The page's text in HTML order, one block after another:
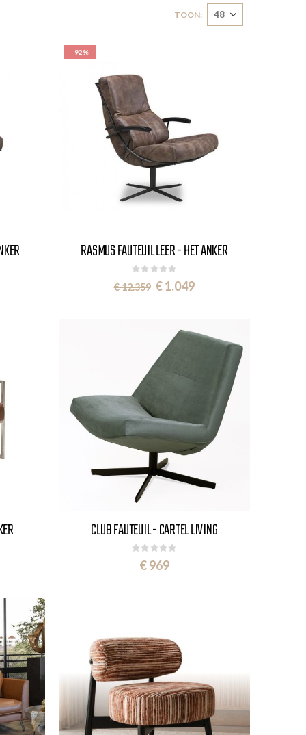
TOON
-92%
RASMUS FAUTEUIL LEER - HET ANKER
Rating:
0%
€ 12.359 Special
Price
€ 1.049
CLUB FAUTEUIL - CARTEL LIVING
Rating:
0%
€ 969